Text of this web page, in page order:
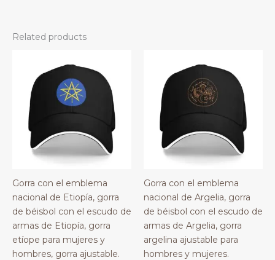
Related products
Gorra con el emblema
nacional de Etiopía, gorra
de béisbol con el escudo de
armas de Etiopía, gorra
etíope para mujeres y
hombres, gorra ajustable.
Gorra con el emblema
nacional de Argelia, gorra
de béisbol con el escudo de
armas de Argelia, gorra
argelina ajustable para
hombres y mujeres.